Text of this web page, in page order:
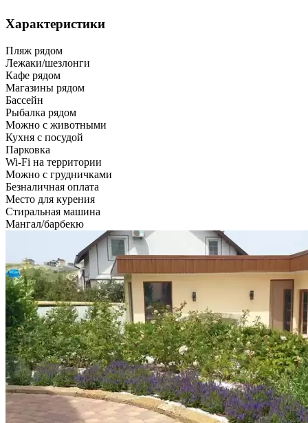
Характеристики
Пляж рядом
Лежаки/шезлонги
Кафе рядом
Магазины рядом
Бассейн
Рыбалка рядом
Можно с животными
Кухня с посудой
Парковка
Wi-Fi на территории
Можно с грудничками
Безналичная оплата
Место для курения
Стиральная машина
Мангал/барбекю